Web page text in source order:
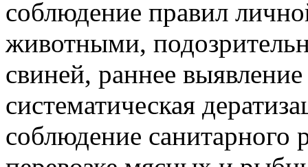
соблюдение правил
животными,
свиней, раннее
систематическая
соблюдение